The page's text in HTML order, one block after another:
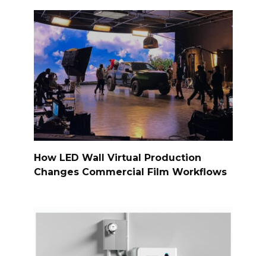
How LED Wall Virtual Production
Changes Commercial Film Workflows